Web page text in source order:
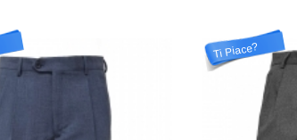
Ti Piace?